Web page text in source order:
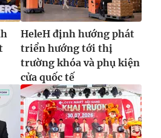
HeleH định hướng phát
triển hướng tới thị
trường khóa và phụ kiện
cửa quốc tế